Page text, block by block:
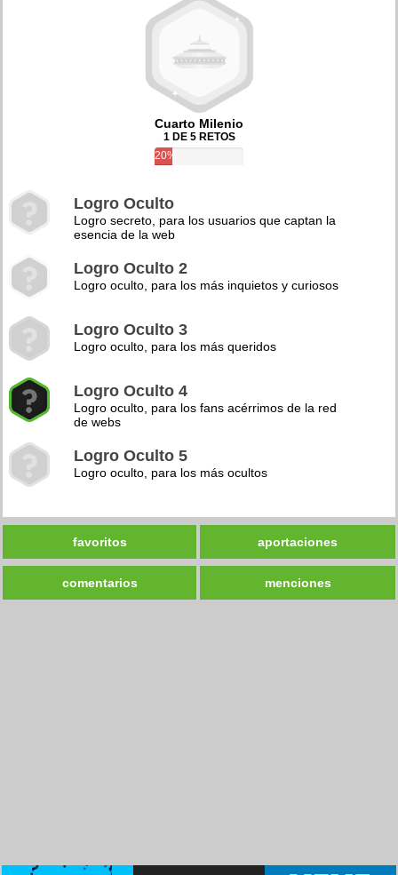
Cuarto Milenio
1 DE 5 RETOS
20%
Logro Oculto
Logro secreto, para los usuarios que captan la
esencia de la web
Logro Oculto 2
Logro oculto, para los más inquietos y curiosos
Logro Oculto 3
Logro oculto, para los más queridos
Logro Oculto 4
Logro oculto, para los fans acérrimos de la red
de webs
Logro Oculto 5
Logro oculto, para los más ocultos
favoritos aportaciones
comentarios menciones